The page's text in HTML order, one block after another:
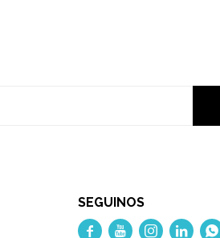
SEGUINOS
    